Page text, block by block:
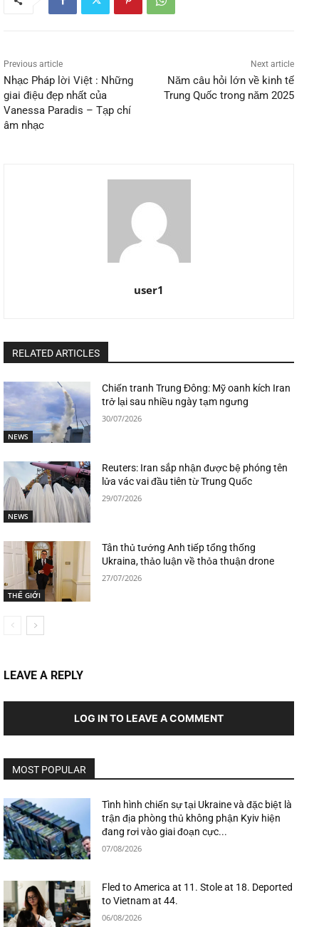
Previous article
Nhạc Pháp lời Việt : Những
giai điệu đẹp nhất của
Vanessa Paradis – Tạp chí
âm nhạc
Next article
Năm câu hỏi lớn về kinh tế
Trung Quốc trong năm 2025
user1
RELATED ARTICLES
NEWS
Chiến tranh Trung Đông: Mỹ oanh kích Iran
trở lại sau nhiều ngày tạm ngưng
30/07/2026
NEWS
Reuters: Iran sắp nhận được bệ phóng tên
lửa vác vai đầu tiên từ Trung Quốc
29/07/2026
THẾ GIỚI
Tân thủ tướng Anh tiếp tổng thống
Ukraina, thảo luận về thỏa thuận drone
27/07/2026
LEAVE A REPLY
LOG IN TO LEAVE A COMMENT
MOST POPULAR
Tình hình chiến sự tại Ukraine và đặc biệt là
trận địa phòng thủ không phận Kyiv hiện
đang rơi vào giai đoạn cực...
07/08/2026
Fled to America at 11. Stole at 18. Deported
to Vietnam at 44.
06/08/2026